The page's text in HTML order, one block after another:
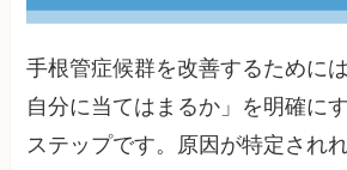
手根管症候群を改善するために
自分に当てはまるか」を明確に
ステップです。原因が特定され